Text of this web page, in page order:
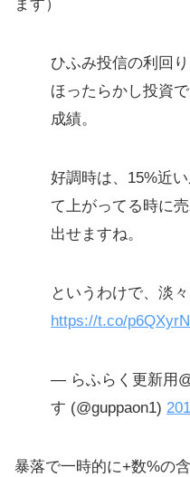
ます）
ひふみ投信の利回
ほったらかし投資
成績。
好調時は、15%近
て上がってる時に
出せますね。
というわけで、淡
https://t.co/
— らふらく更新用
す (@guppaon1)
暴落で一時的に+数%の